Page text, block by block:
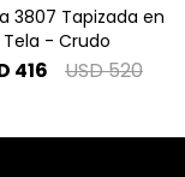
3807 Tapizada en
Tela - Crudo
416 USD520